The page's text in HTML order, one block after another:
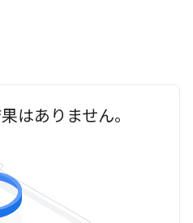
はありません。